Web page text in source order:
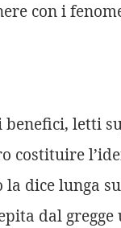
con i
benefici, letti
costituire
la dice lunga
dal